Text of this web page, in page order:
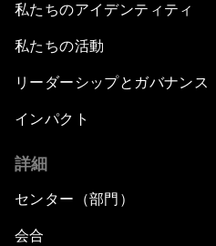
私たちのアイデンティティ
私たちの活動
リーダーシップとガバナンス
インパクト
詳細
センター（部門）
会合